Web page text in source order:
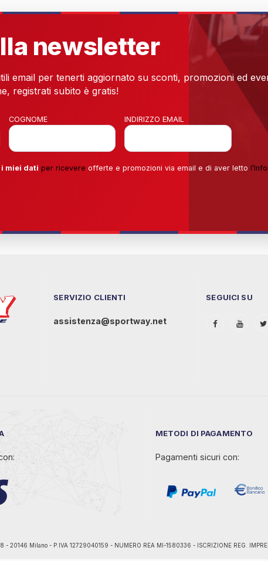
newsletter
email per tenerti aggiornato su sconti, promozioni ed
registrati subito è gratis!
COGNOME INDIRIZZO EMAIL
miei dati per ricevere offerte e promozioni via email e di aver letto l’
SERVIZIO CLIENTI
assistenza@sportway.net
SEGUICI SU
METODI DI PAGAMENTO
Pagamenti sicuri con:
- 20146 Milano - P.IVA 12729040159 - NUMERO REA MI-1580336 - ISCRIZIONE REG.